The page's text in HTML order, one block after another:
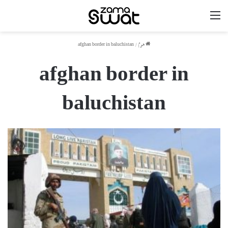
ھوم/
afghan border in baluchistan
afghan border in
baluchistan